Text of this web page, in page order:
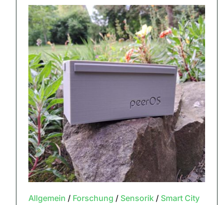
Allgemein / Forschung / Sensorik/ Smart City